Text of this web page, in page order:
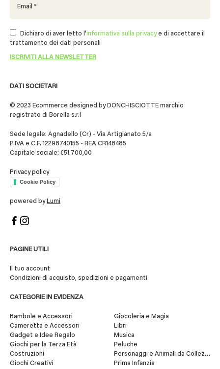
DATI SOCIETARI
© 2023 Ecommerce designed by DONCHISCIOTTE marchio
registrato di Borella s.r.l
Sede legale: Agnadello (Cr) - Via Artigianato 5/a
P.IVA e C.F. 12298740155 - REA CR148485
Capitale sociale: €51.700,00
Privacy policy
Cookie Policy
powered by Lumi
PAGINE UTILI
Il tuo account
Condizioni di acquisto, spedizioni e pagamenti
CATEGORIE IN EVIDENZA
Bambole e Accessori
Cameretta e Accessori
Gadget e Idee Regalo
Giochi per la Terza Età
Costruzioni
Giochi Creativi
Giocoleria e Magia
Libri
Musica
Peluche
Personaggi e Animali da Collezione
Prima Infanzia
Dichiaro di aver letto l'informativa sulla privacye di accettare il
trattamento dei dati personali